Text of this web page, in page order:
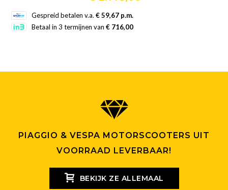
Dit
product
kan
gekozen
worden
Gespreid betalen v.a.€ 59,67 p.m.
Betaal in 3 termijnen van€ 716,00
PIAGGIO & VESPA MOTORSCOOTERS UIT
VOORRAAD LEVERBAAR!
BEKIJK ZE ALLEMAAL